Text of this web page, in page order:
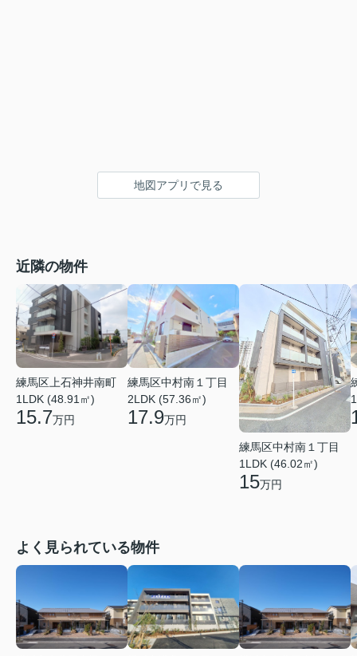
地図アプリで見る
近隣の物件
練馬区上石神井南町
1LDK (48.91㎡)
15.7万円
練馬区中村南１丁目
2LDK (57.36㎡)
17.9万円
練馬区中村南１丁目
1LDK (46.02㎡)
15万円
よく見られている物件